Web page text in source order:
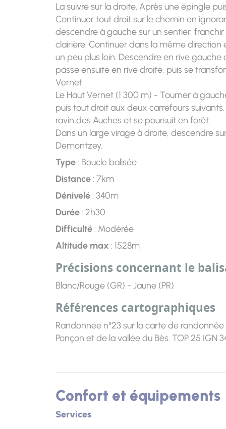
La suivre sur la droite. Après une épingle
Continuer tout droit sur le chemin en
descendre à gauche sur un sentier,
clairière. Continuer dans la même
un peu plus loin. Descendre en rive
passe ensuite en rive droite, puis se
Vernet.
Le Haut Vernet (1 300 m) - Tourner à
puis tout droit aux deux carrefours
ravin des Auches et se poursuit en forêt.
Dans un large virage à droite, descendre
Demontzey.
Type: Boucle balisée
Distance: 7km
Dénivelé: 340m
Durée: 2h30
Difficulté: Modérée
Altitude max : 1528m
Précisions concernant le
Blanc/Rouge (GR) - Jaune (PR)
Références cartographiques
Randonnée n°23 sur la carte de
Ponçon et de la vallée du Bès. TOP 25 IGN
Confort et équipements
Services